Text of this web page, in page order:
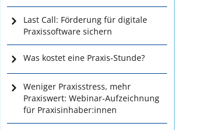
Last Call: Förderung für digitale
Praxissoftware sichern
Was kostet eine Praxis-Stunde?
Weniger Praxisstress, mehr
Praxiswert: Webinar-Aufzeichnung
für Praxisinhaber:innen